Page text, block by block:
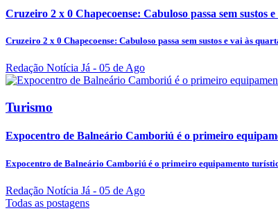
Cruzeiro 2 x 0 Chapecoense: Cabuloso passa sem sustos
Cruzeiro 2 x 0 Chapecoense: Cabuloso passa sem sustos e vai às
Redação Notícia Já - 05 de Ago
Turismo
Expocentro de Balneário Camboriú é o primeiro
Expocentro de Balneário Camboriú é o primeiro equipamento
Redação Notícia Já - 05 de Ago
Todas as postagens